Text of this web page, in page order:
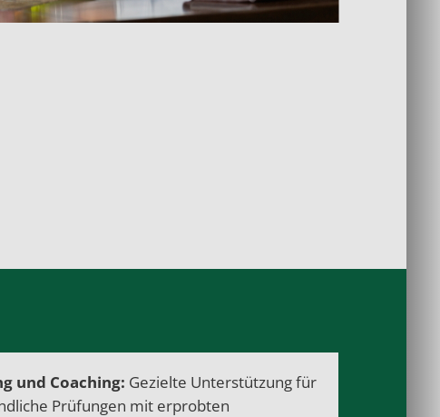
und Coaching: Gezielte Unterstützung für
Prüfungen mit erprobten